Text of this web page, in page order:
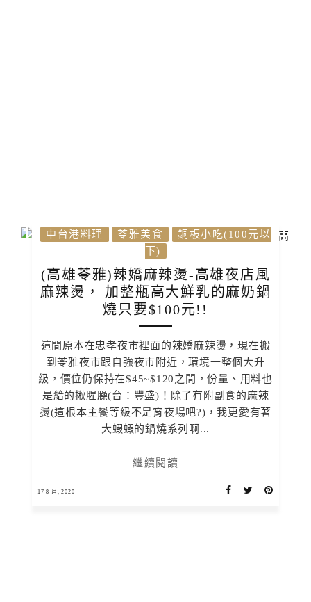
中台港料理 苓雅美食
銅板小吃(100元以
下)
(高雄苓雅)辣嬌麻辣燙-高雄夜店風
麻辣燙， 加整瓶高大鮮乳的麻奶鍋
燒只要$100元!!
這間原本在忠孝夜市裡面的辣嬌麻辣燙，現在搬
到苓雅夜市跟自強夜市附近，環境一整個大升
級，價位仍保持在$45~$120之間，份量、用料也
是給的揪腥臊(台：豐盛)！除了有附副食的麻辣
燙(這根本主餐等級不是宵夜場吧?)，我更愛有著
大蝦蝦的鍋燒系列啊...
繼續閱讀
17 8 月, 2020